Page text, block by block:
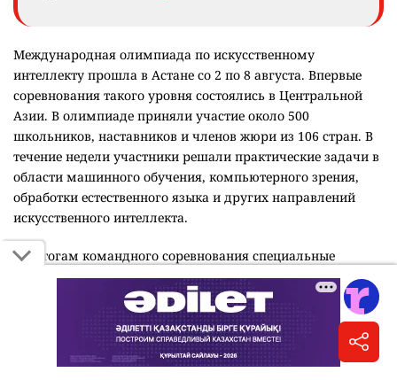
Международная олимпиада по искусственному
интеллекту прошла в Астане со 2 по 8 августа. Впервые
соревнования такого уровня состоялись в Центральной
Азии. В олимпиаде приняли участие около 500
школьников, наставников и членов жюри из 106 стран. В
течение недели участники решали практические задачи в
области машинного обучения, компьютерного зрения,
обработки естественного языка и других направлений
искусственного интеллекта.
По итогам командного соревнования специальные
награды получили:
Best Demonstration Award за лучшее выступление в
соревновании роботов – сборная Новой Зеландии;
Creative Robot Design Award за самый креативный